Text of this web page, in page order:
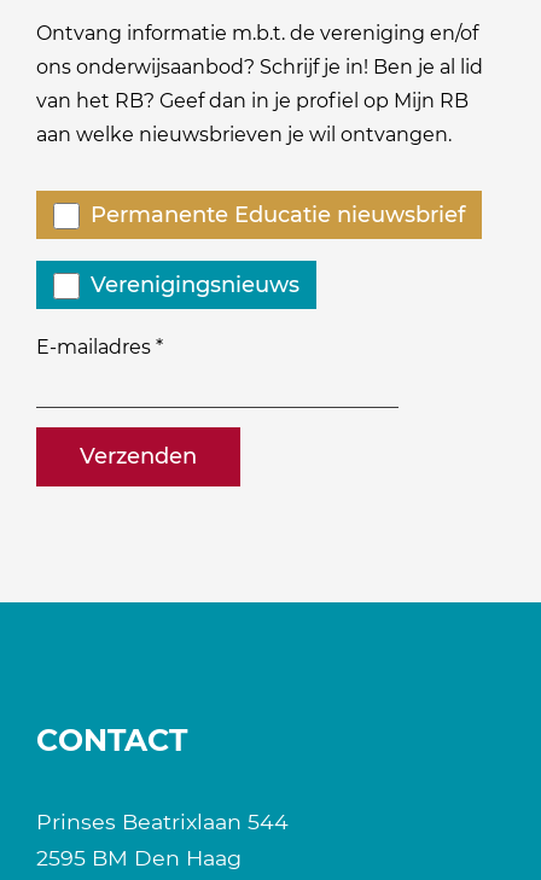
Ontvang informatie m.b.t. de vereniging en/of
ons onderwijsaanbod? Schrijf je in! Ben je al lid
van het RB? Geef dan in je profiel op Mijn RB
aan welke nieuwsbrieven je wil ontvangen.
E-mailadres *
naam@bedrijf.nl
Welke
nieuwsbrieven
zou
je
willen
Permanente Educatie nieuwsbrief
Verenigingsnieuws
CONTACT
Prinses Beatrixlaan 544
2595 BM Den Haag